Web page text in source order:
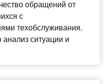
обращений от
с
техобслуживания.
ситуации и